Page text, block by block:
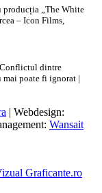
producția „The White
– Icon Films,
Conflictul dintre
poate fi ignorat |
| Webdesign:
Wansait
Graficante.ro